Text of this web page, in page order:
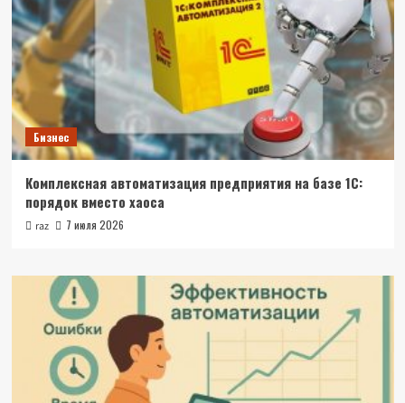
Бизнес
Комплексная автоматизация предприятия на базе 1С:
порядок вместо хаоса
raz 7 июля 2026